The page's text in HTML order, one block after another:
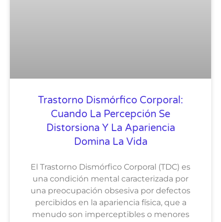
Trastorno Dismórfico Corporal:
Cuando La Percepción Se
Distorsiona Y La Apariencia
Domina La Vida
El Trastorno Dismórfico Corporal (TDC) es
una condición mental caracterizada por
una preocupación obsesiva por defectos
percibidos en la apariencia física, que a
menudo son imperceptibles o menores